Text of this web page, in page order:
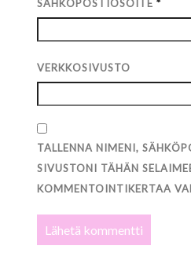
SÄHKÖPOSTIOSOITE*
VERKKOSIVUSTO
TALLENNA NIMENI,
SIVUSTONI TÄHÄN
KOMMENTOINTIKERTAA